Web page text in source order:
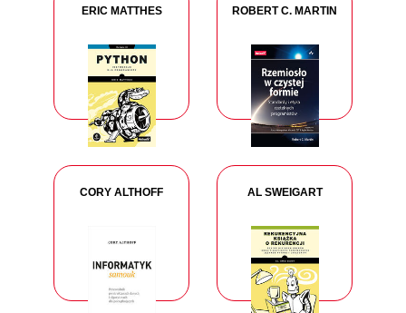
ERIC MATTHES ROBERT C. MARTIN
CORY ALTHOFF AL SWEIGART